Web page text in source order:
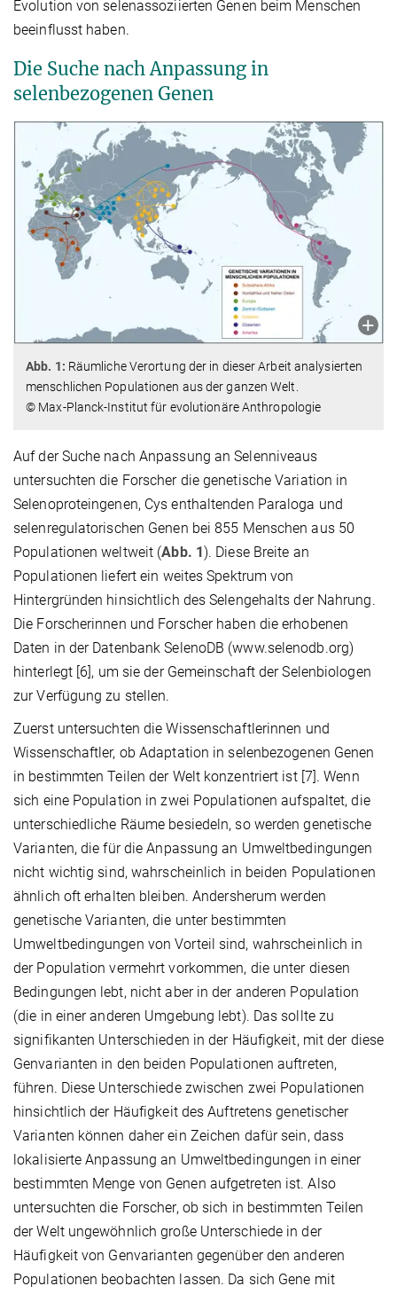
Evolution von selenassoziierten Genen beim Menschen
beeinflusst haben.
Die Suche nach Anpassung in
selenbezogenen Genen
Abb. 1: Räumliche Verortung der in dieser Arbeit analysierten
menschlichen Populationen aus der ganzen Welt.
© Max-Planck-Institut für evolutionäre Anthropologie
Auf der Suche nach Anpassung an Selenniveaus
untersuchten die Forscher die genetische Variation in
Selenoproteingenen, Cys enthaltenden Paraloga und
selenregulatorischen Genen bei 855 Menschen aus 50
Populationen weltweit (Abb. 1). Diese Breite an
Populationen liefert ein weites Spektrum von
Hintergründen hinsichtlich des Selengehalts der Nahrung.
Die Forscherinnen und Forscher haben die erhobenen
Daten in der Datenbank SelenoDB (www.selenodb.org)
hinterlegt [6], um sie der Gemeinschaft der Selenbiologen
zur Verfügung zu stellen.
Zuerst untersuchten die Wissenschaftlerinnen und
Wissenschaftler, ob Adaptation in selenbezogenen Genen
in bestimmten Teilen der Welt konzentriert ist [7]. Wenn
sich eine Population in zwei Populationen aufspaltet, die
unterschiedliche Räume besiedeln, so werden genetische
Varianten, die für die Anpassung an Umweltbedingungen
nicht wichtig sind, wahrscheinlich in beiden Populationen
ähnlich oft erhalten bleiben. Andersherum werden
genetische Varianten, die unter bestimmten
Umweltbedingungen von Vorteil sind, wahrscheinlich in
der Population vermehrt vorkommen, die unter diesen
Bedingungen lebt, nicht aber in der anderen Population
(die in einer anderen Umgebung lebt). Das sollte zu
signifikanten Unterschieden in der Häufigkeit, mit der diese
Genvarianten in den beiden Populationen auftreten,
führen. Diese Unterschiede zwischen zwei Populationen
hinsichtlich der Häufigkeit des Auftretens genetischer
Varianten können daher ein Zeichen dafür sein, dass
lokalisierte Anpassung an Umweltbedingungen in einer
bestimmten Menge von Genen aufgetreten ist. Also
untersuchten die Forscher, ob sich in bestimmten Teilen
der Welt ungewöhnlich große Unterschiede in der
Häufigkeit von Genvarianten gegenüber den anderen
Populationen beobachten lassen. Da sich Gene mit